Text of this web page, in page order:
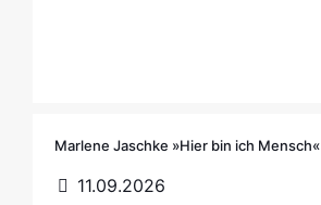
Marlene Jaschke »Hier bin ich Mensch«
11.09.2026